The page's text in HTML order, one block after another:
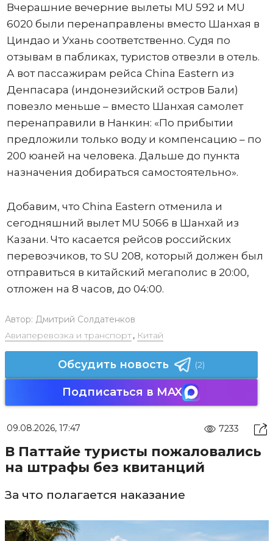
Вчерашние вечерние вылеты MU 592 и MU
6020 были перенаправлены вместо Шанхая в
Циндао и Ухань соответственно. Судя по
отзывам в пабликах, туристов отвезли в отель.
А вот пассажирам рейса China Eastern из
Денпасара (индонезийский остров Бали)
повезло меньше – вместо Шанхая самолет
перенаправили в Нанкин: «По прибытии
предложили только воду и компенсацию – по
200 юаней на человека. Дальше до пункта
назначения добираться самостоятельно».
Добавим, что China Eastern отменила и
сегодняшний вылет MU 5066 в Шанхай из
Казани. Что касается рейсов российских
перевозчиков, то SU 208, который должен был
отправиться в китайский мегаполис в 20:00,
отложен на 8 часов, до 04:00.
Автор: Дмитрий Солдатенков
Авиаперевозка и транспорт, Китай
Обсудить новость (2)
Подписаться в MAX
09.08.2026, 17:47 7233
В Паттайе туристы пожаловались
на штрафы без квитанций
За что полагается наказание